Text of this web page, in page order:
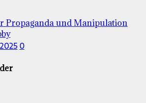
Propaganda und Manipulation
0